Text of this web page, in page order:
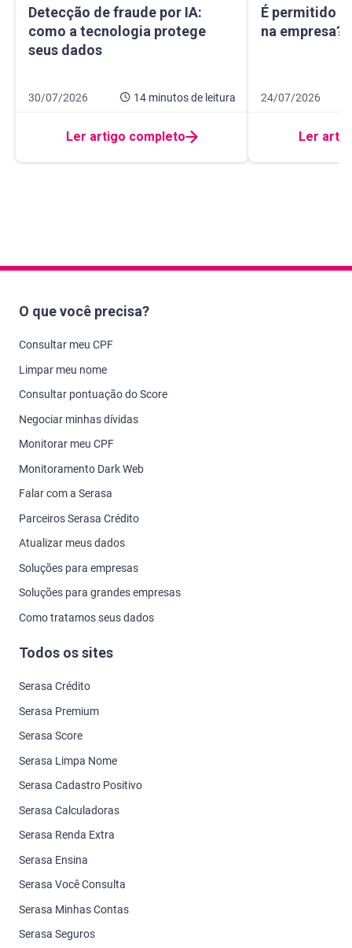
Detecção de fraude por IA:
como a tecnologia protege
seus dados
Detecção de fraude por IA: como a tecnologia protege
Data de publicação 30 de julho de 2026
30/07/2026 14 minutosde leitura
14 minutos de leitura
Ler artigo completo
É permitido
na empresa?
É permitido
Data de
24/07/2026
9 minutos de
Ler
O que você precisa?
Consultar meu CPF
Limpar meu nome
Consultar pontuação do Score
Negociar minhas dívidas
Monitorar meu CPF
Monitoramento Dark Web
Falar com a Serasa
Parceiros Serasa Crédito
Atualizar meus dados
Soluções para empresas
Soluções para grandes empresas
Como tratamos seus dados
Todos os sites
Serasa Crédito
Serasa Premium
Serasa Score
Serasa Limpa Nome
Serasa Cadastro Positivo
Serasa Calculadoras
Serasa Renda Extra
Serasa Ensina
Serasa Você Consulta
Serasa Minhas Contas
Serasa Seguros